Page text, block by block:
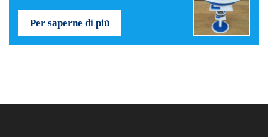
Per saperne di più